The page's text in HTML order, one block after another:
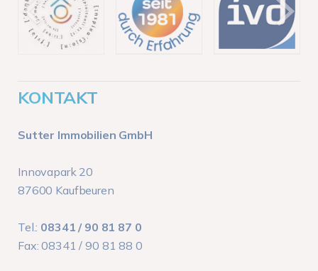
KONTAKT
Sutter Immobilien GmbH
Innovapark 20
87600 Kaufbeuren
Tel.: 08341 / 90 81 87 0
Fax: 08341 / 90 81 88 0